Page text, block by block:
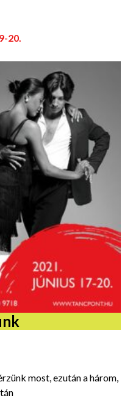
20.
most, ezután a három,